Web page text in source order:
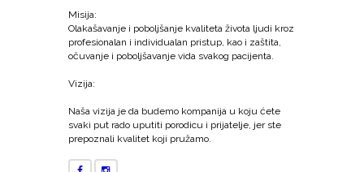
Misija:
Olakašavanje i poboljšanje kvaliteta života ljudi kroz
profesionalan i individualan pristup, kao i zaštita,
očuvanje i poboljšavanje vida svakog pacijenta.
Vizija:
Naša vizija je da budemo kompanija u koju ćete
svaki put rado uputiti porodicu i prijatelje, jer ste
prepoznali kvalitet koji pružamo.